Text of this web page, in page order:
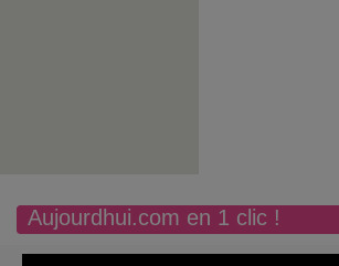
Aujourdhui.com en 1 clic !